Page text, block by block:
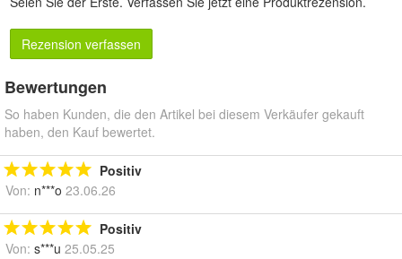
Rezension verfassen
Bewertungen
So haben Kunden, die den Artikel bei diesem Verkäufer gekauft
haben, den Kauf bewertet.
Positiv
Von: n***o 23.06.26
Positiv
Von: s***u 25.05.25